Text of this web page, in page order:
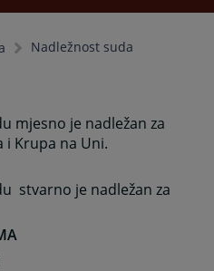
Nadležnost suda
mjesno je nadležan za
Krupa na Uni.
stvarno je nadležan za